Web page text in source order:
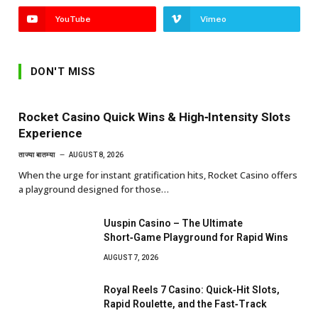
YouTube Vimeo
DON'T MISS
Rocket Casino Quick Wins & High‑Intensity Slots
Experience
ताज्या बातम्या AUGUST 8, 2026
When the urge for instant gratification hits, Rocket Casino offers
a playground designed for those…
Uuspin Casino – The Ultimate
Short‑Game Playground for Rapid Wins
AUGUST 7, 2026
Royal Reels 7 Casino: Quick‑Hit Slots,
Rapid Roulette, and the Fast‑Track